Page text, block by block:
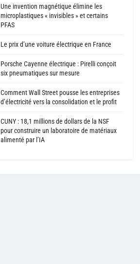
Une invention magnétique élimine les
microplastiques « invisibles » et certains
PFAS
Le prix d’une voiture électrique en France
Porsche Cayenne électrique : Pirelli conçoit
six pneumatiques sur mesure
Comment Wall Street pousse les entreprises
d’électricité vers la consolidation et le profit
CUNY : 18,1 millions de dollars de la NSF
pour construire un laboratoire de matériaux
alimenté par l’IA